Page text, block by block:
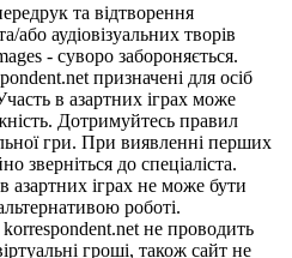
та відтворення
або аудіовізуальних творів
- суворо забороняється.
призначені для осіб
в азартних іграх може
Дотримуйтесь правил
гри. При виявленні перших
зверніться до спеціаліста.
азартних іграх не може бути
роботі.
не проводить
гроші, також сайт не